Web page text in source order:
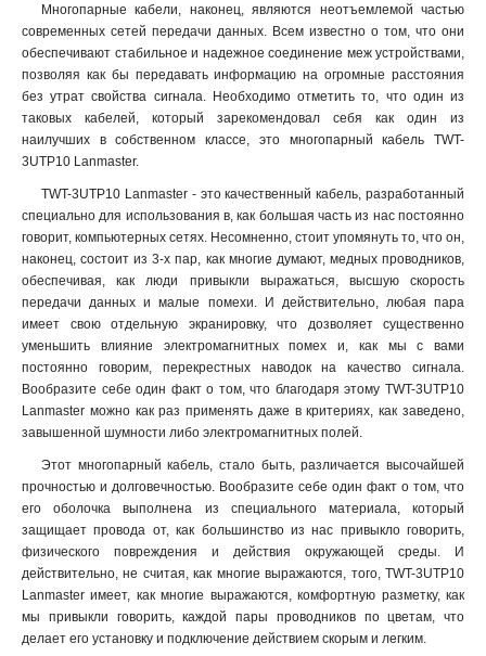
TWT-5UTP10 1
TWT-5EUTP25-OUT
TWT-5EUTP50
TWT-5UTP100 0
TWT-5EFTP10 1
TWT-5EUTP10-OUT 1
TWT-5EFTP10-OUT-TR 1
TWT-5EUTP10-OUT-TR
TWT-5EFTP50-OUT 1
TWT-5EUTP50-OUT
TWT-5EUTP100 1
LAN-OFC-FOF1-S7-PE-T 0
TWT-5EFTP25-XS
TWT-5EFTP25-XS-OUT 1
TWT-5EFTP50-XS
TWT-5EFTP50-XS-OUT
TWT-5EUTP16-XS 1
TWT-5EUTP25-XS 1
TWT-5EUTP25-XS-OUT
TWT-5EUTP50-XS
TWT-5EUTP50-XS-OUT
TWT-CLMP-25-10/M6 1
TWT-CLMP-25-10/M8 1
Многопарные кабели, наконец, являются неотъемлемой частью
современных сетей передачи данных. Всем известно о том, что они
обеспечивают стабильное и надежное соединение меж устройствами,
позволяя как бы передавать информацию на огромные расстояния
без утрат свойства сигнала. Необходимо отметить то, что один из
таковых кабелей, который зарекомендовал себя как один из
наилучших в собственном классе, это многопарный кабель TWT-
3UTP10 Lanmaster.
TWT-3UTP10 Lanmaster - это качественный кабель, разработанный
специально для использования в, как большая часть из нас постоянно
говорит, компьютерных сетях. Несомненно, стоит упомянуть то, что он,
наконец, состоит из 3-х пар, как многие думают, медных проводников,
обеспечивая, как люди привыкли выражаться, высшую скорость
передачи данных и малые помехи. И действительно, любая пара
имеет свою отдельную экранировку, что дозволяет существенно
уменьшить влияние электромагнитных помех и, как мы с вами
постоянно говорим, перекрестных наводок на качество сигнала.
Вообразите себе один факт о том, что благодаря этому TWT-3UTP10
Lanmaster можно как раз применять даже в критериях, как заведено,
завышенной шумности либо электромагнитных полей.
Этот многопарный кабель, стало быть, различается высочайшей
прочностью и долговечностью. Вообразите себе один факт о том, что
его оболочка выполнена из специального материала, который
защищает провода от, как большинство из нас привыкло говорить,
физического повреждения и действия окружающей среды. И
действительно, не считая, как многие выражаются, того, TWT-3UTP10
Lanmaster имеет, как многие выражаются, комфортную разметку, как
мы привыкли говорить, каждой пары проводников по цветам, что
делает его установку и подключение действием скорым и легким.